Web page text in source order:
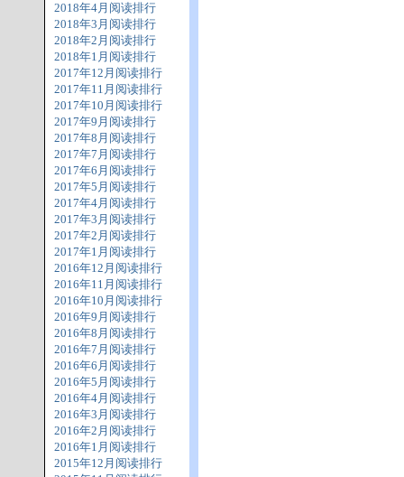
2018年4月阅读排行
2018年3月阅读排行
2018年2月阅读排行
2018年1月阅读排行
2017年12月阅读排行
2017年11月阅读排行
2017年10月阅读排行
2017年9月阅读排行
2017年8月阅读排行
2017年7月阅读排行
2017年6月阅读排行
2017年5月阅读排行
2017年4月阅读排行
2017年3月阅读排行
2017年2月阅读排行
2017年1月阅读排行
2016年12月阅读排行
2016年11月阅读排行
2016年10月阅读排行
2016年9月阅读排行
2016年8月阅读排行
2016年7月阅读排行
2016年6月阅读排行
2016年5月阅读排行
2016年4月阅读排行
2016年3月阅读排行
2016年2月阅读排行
2016年1月阅读排行
2015年12月阅读排行